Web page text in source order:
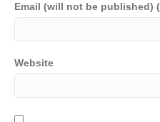
Email (will not be published)
Website